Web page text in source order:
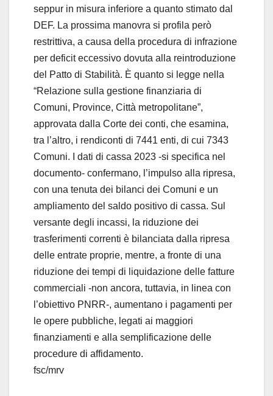
e
o
seppur in misura inferiore a quanto stimato dal
DEF. La prossima manovra si profila però
restrittiva, a causa della procedura di infrazione
per deficit eccessivo dovuta alla reintroduzione
del Patto di Stabilità. È quanto si legge nella
“Relazione sulla gestione finanziaria di
Comuni, Province, Città metropolitane”,
approvata dalla Corte dei conti, che esamina,
tra l’altro, i rendiconti di 7441 enti, di cui 7343
Comuni. I dati di cassa 2023 -si specifica nel
documento- confermano, l’impulso alla ripresa,
con una tenuta dei bilanci dei Comuni e un
ampliamento del saldo positivo di cassa. Sul
versante degli incassi, la riduzione dei
trasferimenti correnti è bilanciata dalla ripresa
delle entrate proprie, mentre, a fronte di una
riduzione dei tempi di liquidazione delle fatture
commerciali -non ancora, tuttavia, in linea con
l’obiettivo PNRR-, aumentano i pagamenti per
le opere pubbliche, legati ai maggiori
finanziamenti e alla semplificazione delle
procedure di affidamento.
fsc/mrv